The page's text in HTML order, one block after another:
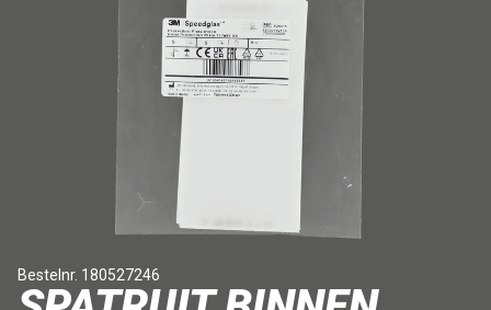
Bestelnr. 180527246